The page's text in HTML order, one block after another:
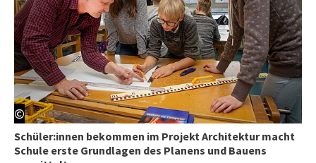
Schüler:innen bekommen im Projekt Architektur macht
Schule erste Grundlagen des Planens und Bauens
©